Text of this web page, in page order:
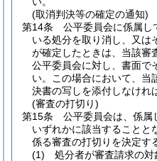
(取消判決等の確定の通知)
第14条
公平委員会に係属し
いる処分を取り消し、又は
が確定したときは、当該審
公平委員会に対し、書面で
い。
この場合において、当
決書の写しを添付しなけれ
(審査の打切り)
第15条
公平委員会は、係属
いずれかに該当することと
係る審査の打切りを決定す
(1)
処分者が審査請求の